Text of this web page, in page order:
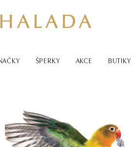
ŠPERKY AKCE BUTIKY